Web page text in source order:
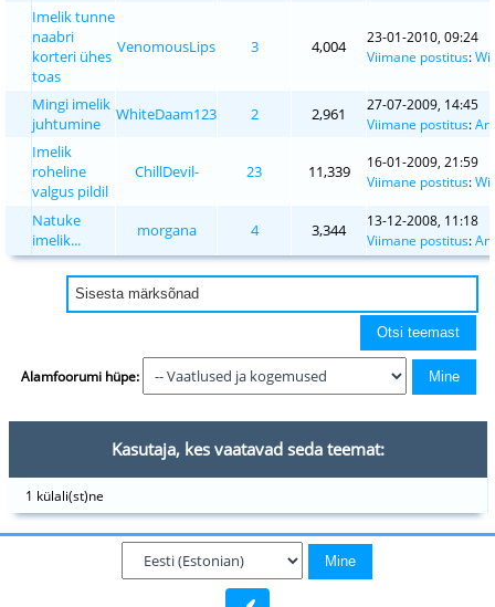
Imelik tunne
naabri
korteri ühes
toas
VenomousLips 3 4,004
23-01-2010, 09:24
Viimane postitus:
Mingi imelik
juhtumine
WhiteDaam123 2 2,961
27-07-2009, 14:45
Viimane postitus:
Imelik
roheline
valgus pildil
ChillDevil- 23 11,339
16-01-2009, 21:59
Viimane postitus:
Natuke
imelik...
morgana 4 3,344
13-12-2008, 11:18
Viimane postitus:
Alamfoorumi hüpe:
Kasutaja, kes vaatavad seda teemat:
1 külali(st)ne